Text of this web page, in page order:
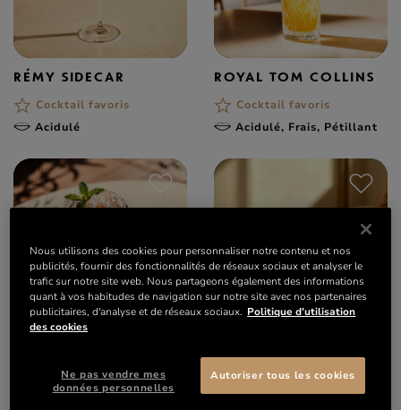
RÉMY SIDECAR
Cocktail favoris
Acidulé
ROYAL TOM COLLINS
Cocktail favoris
Acidulé, Frais, Pétillant
MINT JULEP
Frais
Amer, Frais
Nous utilisons des cookies pour personnaliser notre contenu et nos
publicités, fournir des fonctionnalités de réseaux sociaux et analyser le
trafic sur notre site web. Nous partageons également des informations
quant à vos habitudes de navigation sur notre site avec nos partenaires
publicitaires, d'analyse et de réseaux sociaux. Politique d’utilisation
des cookies
Ne pas vendre mes
données personnelles
Autoriser tous les cookies